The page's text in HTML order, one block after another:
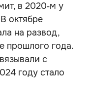
в 2020‑м у
октябре
на развод,
прошлого года.
с
году стало